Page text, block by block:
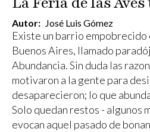
Autor José Luis Gómez
Existe un barrio empobrecido
Buenos Aires, llamado
Abundancia. Sin duda las
motivaron a la gente para
desaparecieron; lo que
Solo quedan restos - algunos
evocan aquel pasado de